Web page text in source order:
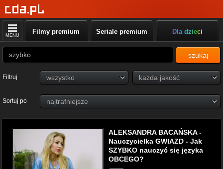
MENU Filmy premium Seriale premium Dla dzieci
szukaj
Filtruj
Sortuj po
ALEKSANDRA BACAŃSKA -
Nauczycielka GWIAZD - Jak
SZYBKO nauczyć się języka
OBCEGO?